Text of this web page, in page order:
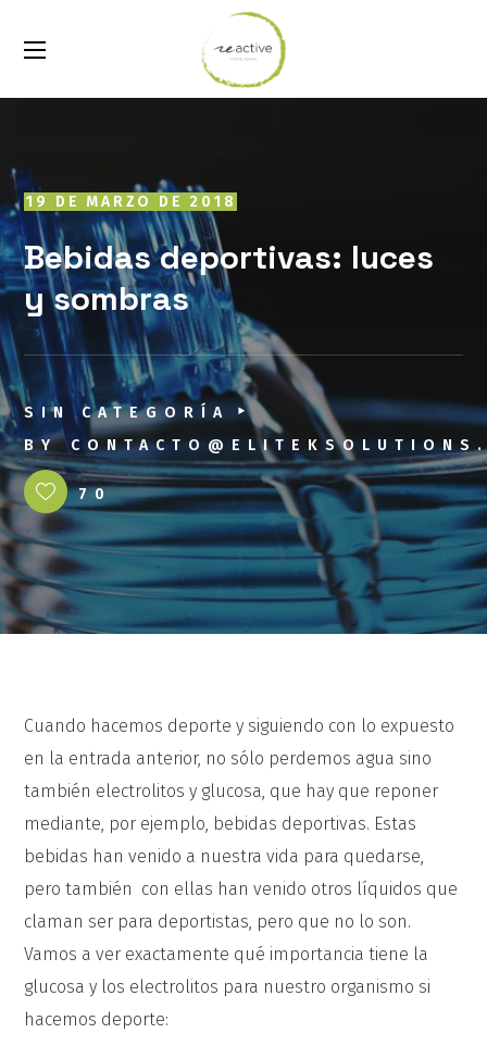
19 DE MARZO DE 2018
Bebidas deportivas: luces
y sombras
SIN CATEGORÍA
BY
70
Cuando hacemos deporte y siguiendo con lo expuesto
en la entrada anterior, no sólo perdemos agua sino
también electrolitos y glucosa, que hay que reponer
mediante, por ejemplo, bebidas deportivas. Estas
bebidas han venido a nuestra vida para quedarse,
pero también con ellas han venido otros líquidos que
claman ser para deportistas, pero que no lo son.
Vamos a ver exactamente qué importancia tiene la
glucosa y los electrolitos para nuestro organismo si
hacemos deporte: